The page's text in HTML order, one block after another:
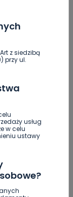
z siedzibą
przy ul.
usług
w celu
ustawy